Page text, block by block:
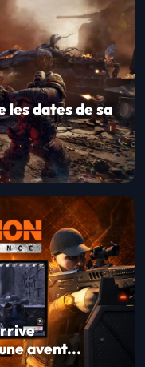
les dates de sa
avent...